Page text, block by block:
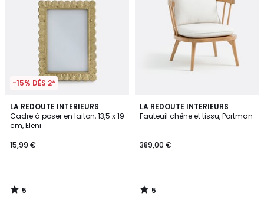
-15% DÈS 2*
LA REDOUTE INTERIEURS
Cadre à poser en laiton, 13,5 x 19
cm, Eleni
15,99 €
5
/
5
5
/
LA REDOUTE INTERIEURS
Fauteuil chêne et tissu, Portman
389,00 €
5
/
5
/